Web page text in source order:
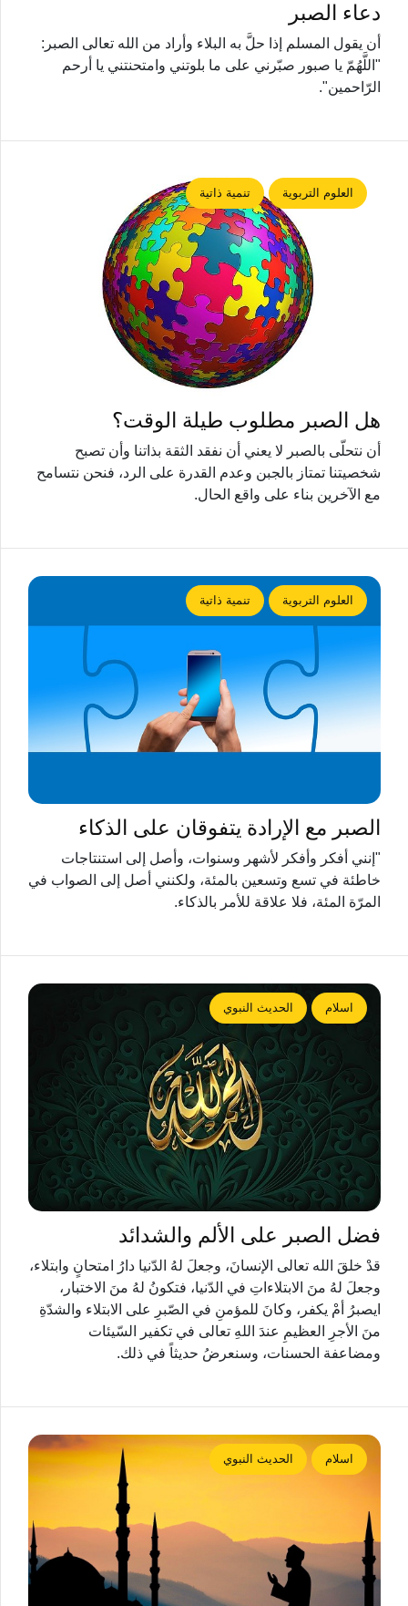
دعاء الصبر
أن يقول المسلم إذا حلَّ به البلاء وأراد من الله تعالى الصبر:
"اللَّهُمّ يا صبور صبّرني على ما بلوتني وامتحنتني يا أرحم
الرّاحمين".
العلوم التربوية تنمية ذاتية
هل الصبر مطلوب طيلة الوقت؟
أن نتحلّى بالصبر لا يعني أن نفقد الثقة بذاتنا وأن تصبح
شخصيتنا تمتاز بالجبن وعدم القدرة على الرد، فنحن نتسامح
مع الآخرين بناء على واقع الحال.
العلوم التربوية تنمية ذاتية
الصبر مع الإرادة يتفوقان على الذكاء
"إنني أفكر وأفكر ﻷشهر وسنوات، وأصل إلى استنتاجات
خاطئة في تسع وتسعين بالمئة، ولكنني أصل إلى الصواب في
المرّة المئة، فلا علاقة للأمر بالذكاء.
اسلام الحديث النبوي
فضل الصبر على الألم والشدائد
قدْ خلقَ الله تعالى الإنسانَ، وجعلَ لهُ الدّنيا دارُ امتحانٍ وابتلاء،
وجعلَ لهُ منَ الابتلاءاتِ في الدّنيا، فتكونُ لهُ منَ الاختبار،
ايصبرُ أمْ يكفر، وكانَ للمؤمنِ في الصّبرِ على الابتلاء والشدّةِ
منَ الأجرِ العظيمِ عندَ اللهِ تعالى في تكفير السّيئات
ومضاعفة الحسنات، وسنعرضُ حديثاً في ذلك.
اسلام الحديث النبوي